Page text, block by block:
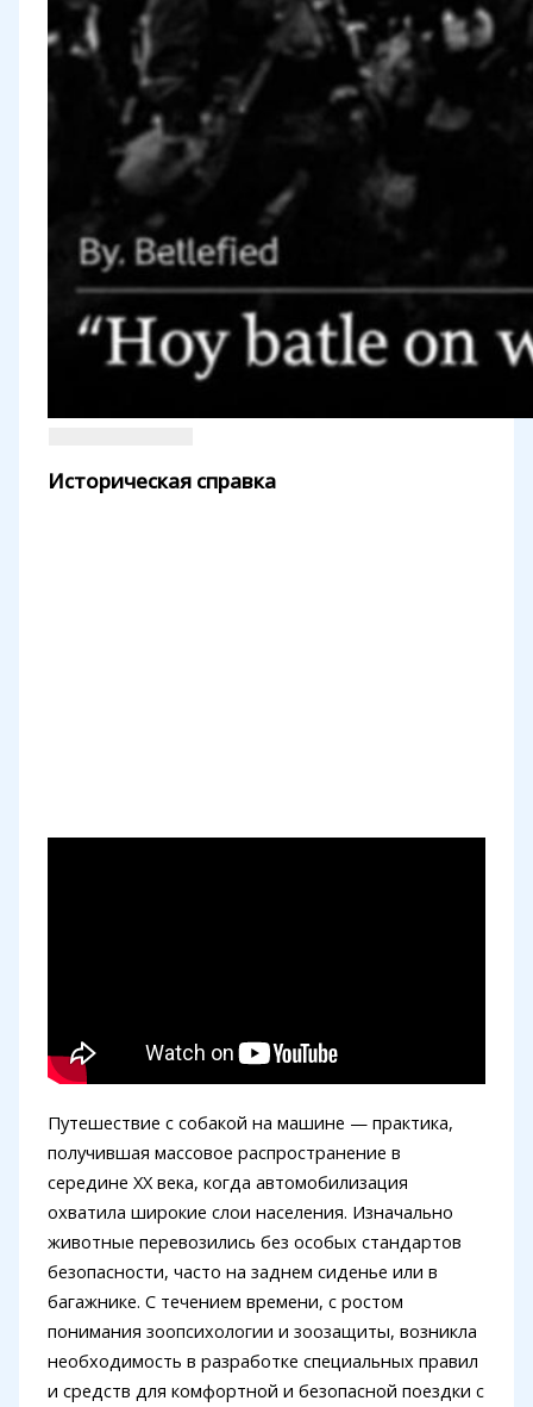
Историческая справка
Путешествие с собакой на машине — практика,
получившая массовое распространение в
середине XX века, когда автомобилизация
охватила широкие слои населения. Изначально
животные перевозились без особых стандартов
безопасности, часто на заднем сиденье или в
багажнике. С течением времени, с ростом
понимания зоопсихологии и зоозащиты, возникла
необходимость в разработке специальных правил
и средств для комфортной и безопасной поездки с